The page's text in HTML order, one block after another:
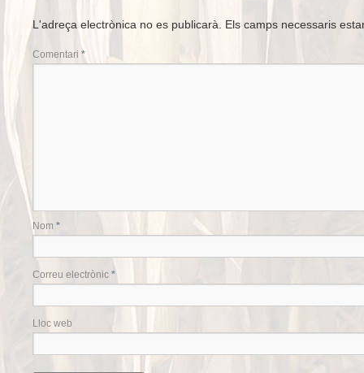
L'adreça electrònica no es publicarà. Els camps necessaris
Comentari *
Nom *
Correu electrònic *
Lloc web